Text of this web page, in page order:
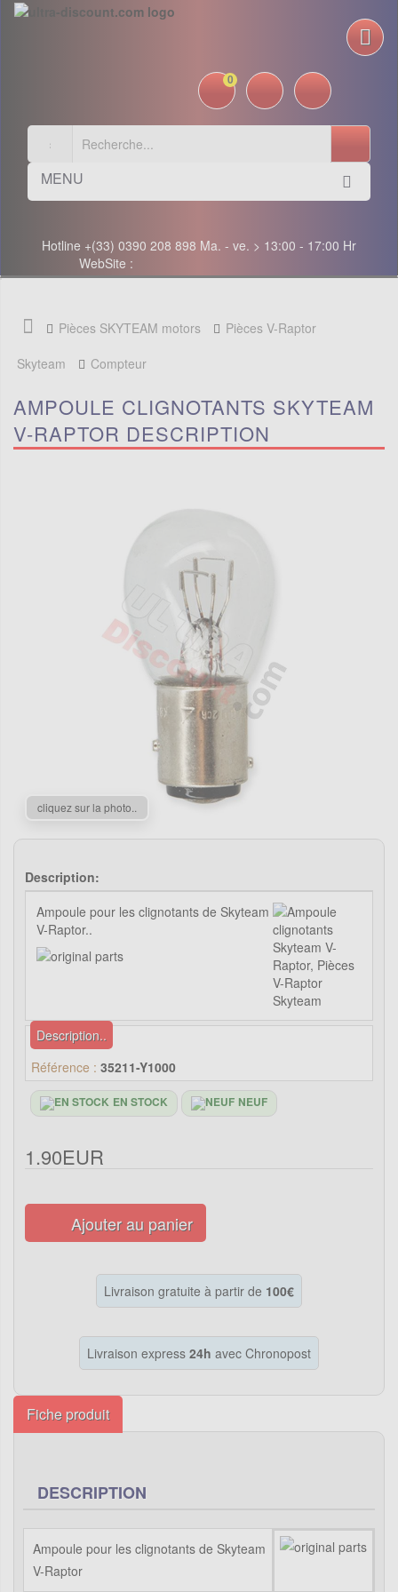
0
MENU
Hotline +(33) 0390 208 898 Ma. - ve. > 13:00 - 17:00 Hr
WebSite :
Pièces SKYTEAM motors
Pièces V-Raptor
Skyteam
Compteur
AMPOULE CLIGNOTANTS SKYTEAM
V-RAPTOR DESCRIPTION
cliquez sur la photo..
Description:
Ampoule pour les clignotants de Skyteam
V-Raptor..
Description..
Référence : 35211-Y1000
EN STOCK NEUF
1.90EUR
Ajouter au panier
Livraison gratuite à partir de 100€
Livraison express 24h avec Chronopost
Fiche produit
DESCRIPTION
Ampoule pour les clignotants de Skyteam
V-Raptor